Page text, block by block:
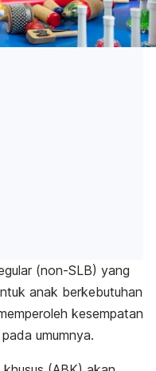
(non-SLB) yang
anak berkebutuhan
kesempatan
umumnya.